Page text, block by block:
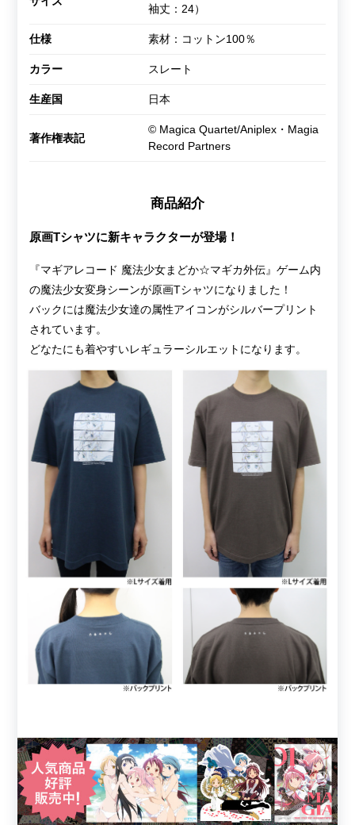
袖丈：24）
仕様 素材：コットン100％
カラー スレート
生産国 日本
著作権表記
© Magica Quartet/Aniplex・Magia
Record Partners
商品紹介
原画Tシャツに新キャラクターが登場！
『マギアレコード 魔法少女まどか☆マギカ外伝』ゲーム内
の魔法少女変身シーンが原画Tシャツになりました！
バックには魔法少女達の属性アイコンがシルバープリント
されています。
どなたにも着やすいレギュラーシルエットになります。